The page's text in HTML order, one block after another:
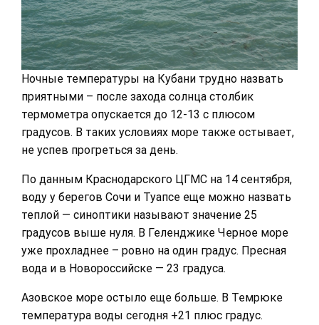
Ночные температуры на Кубани трудно назвать
приятными – после захода солнца столбик
термометра опускается до 12-13 с плюсом
градусов. В таких условиях море также остывает,
не успев прогреться за день.
По данным Краснодарского ЦГМС на 14 сентября,
воду у берегов Сочи и Туапсе еще можно назвать
теплой — синоптики называют значение 25
градусов выше нуля. В Геленджике Черное море
уже прохладнее – ровно на один градус. Пресная
вода и в Новороссийске — 23 градуса.
Азовское море остыло еще больше. В Темрюке
температура воды сегодня +21 плюс градус.